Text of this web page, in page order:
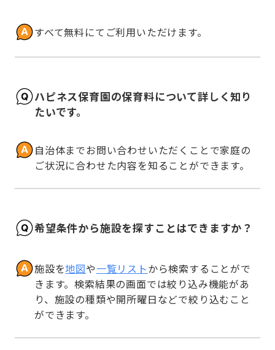
すべて無料にてご利用いただけます。
ハピネス保育園の保育料について詳しく知り
たいです。
自治体までお問い合わせいただくことで家庭の
ご状況に合わせた内容を知ることができます。
希望条件から施設を探すことはできますか？
施設を地図や一覧リストから検索することがで
きます。検索結果の画面では絞り込み機能があ
り、施設の種類や開所曜日などで絞り込むこと
ができます。